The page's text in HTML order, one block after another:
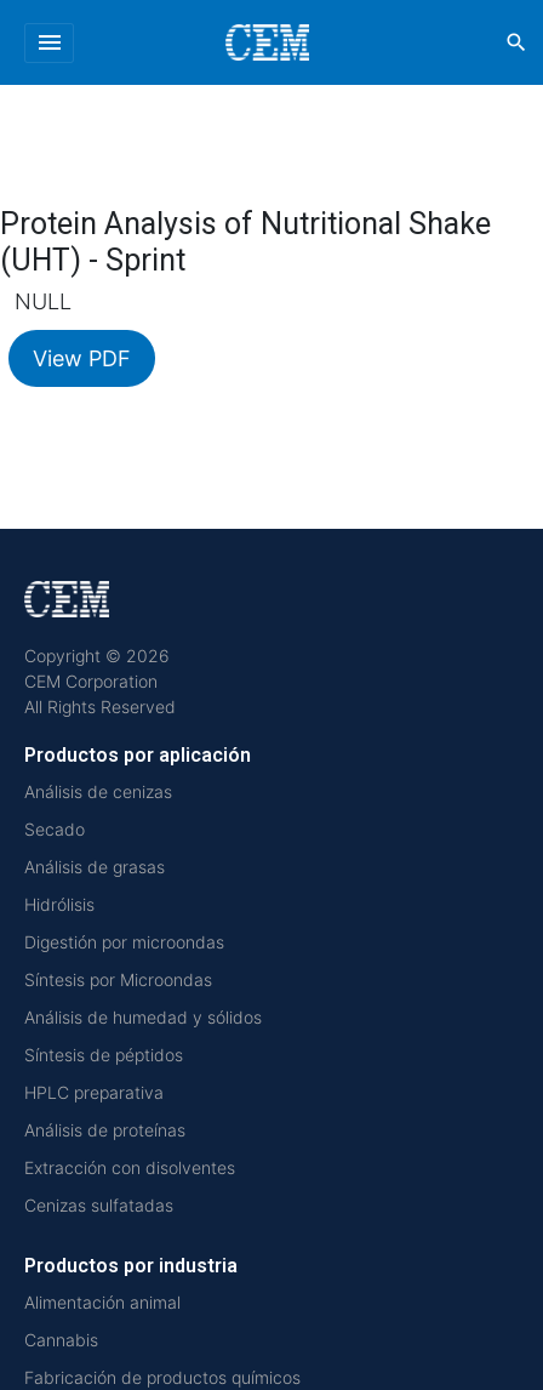
menu search
Protein Analysis of Nutritional Shake
(UHT) - Sprint
NULL
View PDF
Copyright © 2026
CEM Corporation
All Rights Reserved
Productos por aplicación
Análisis de cenizas
Secado
Análisis de grasas
Hidrólisis
Digestión por microondas
Síntesis por Microondas
Análisis de humedad y sólidos
Síntesis de péptidos
HPLC preparativa
Análisis de proteínas
Extracción con disolventes
Cenizas sulfatadas
Productos por industria
Alimentación animal
Cannabis
Fabricación de productos químicos